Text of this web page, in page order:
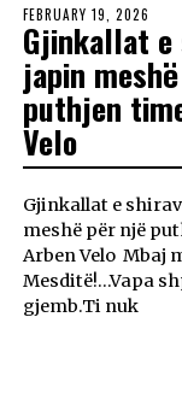
FEBRUARY 19, 2026
Gjinkallat e
japin
puthjen
Velo
Gjinkallat e
meshë për një
Arben Velo Mbaj
Mesditë!…Vapa
gjemb.Ti nuk